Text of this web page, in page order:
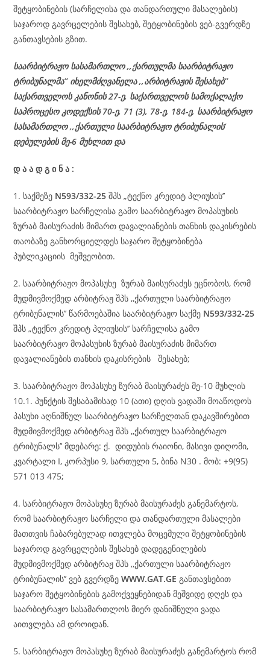
შეტყობინების (სარჩელისა და თანდართული მასალების)
საჯაროდ გავრცელების შესახებ, შეტყობინების ვებ-გვერდზე
განთავსების გზით.
საარბიტრაჟო სასამართლო ,,ქართულმა საარბიტრაჟო
ტრიბუნალმა’’ იხელმძღვანელა,,არბიტრაჟის შესახებ’’
საქართველოს კანონის 27-ე, საქართველოს სამოქალაქო
საპროცესო კოდექსის 70-ე, 71 (3), 78-ე, 184-ე, საარბიტრაჟო
სასამართლო ,,ქართული საარბიტრაჟო ტრიბუნალის’
დებულების მე-6 მუხლით და
დ ა ა დ გ ი ნ ა :
1. საქმეზე N593/332-25 შპს „ტექნო კრედიტ პლიუსის’’
საარბიტრაჟო სარჩელისა გამო საარბიტრაჟო მოპასუხის
ზურაბ მაისურაძის მიმართ დავალიანების თანხის დაკისრების
თაობაზე განხორციელდეს საჯარო შეტყობინება
პუბლიკაციის მეშვეობით.
2. საარბიტრაჟო მოპასუხე ზურაბ მაისურაძეს ეცნობოს, რომ
მუდმივმოქმედ არბიტრაჟ შპს ,,ქართული საარბიტრაჟო
ტრიბუნალის’’ წარმოებაშია საარბიტრაჟო საქმე N593/332-25
შპს „ტექნო კრედიტ პლიუსის’’ სარჩელისა გამო
საარბიტრაჟო მოპასუხის ზურაბ მაისურაძის მიმართ
დავალიანების თანხის დაკისრების შესახებ;
3. საარბიტრაჟო მოპასუხე ზურაბ მაისურაძეს მე-10 მუხლის
10.1. პუნქტის შესაბამისად 10 (ათი) დღის ვადაში მოაწოდოს
პასუხი აღნიშნულ საარბიტრაჟო სარჩელთან დაკავშირებით
მუდმივმოქმედ არბიტრაჟ შპს ,,ქართულ საარბიტრაჟო
ტრიბუნალს’’ მდებარე: ქ. დიდუბის რაიონი, მასივი დიღომი,
კვარტალი I, კორპუსი 9, სართული 5, ბინა N30 . მობ: +9(95)
571 013 475;
4. სარბიტრაჟო მოპასუხე ზურაბ მაისურაძეს განემარტოს,
რომ საარბიტრაჟო სარჩელი და თანდართული მასალები
მათთვის ჩაბარებულად ითვლება მოცემული შეტყობინების
საჯაროდ გავრცელების შესახებ დადეგენილების
მუდმივმოქმედ არბიტრაჟ შპს ,,ქართული საარბიტრაჟო
ტრიბუნალის’’ ვებ გვერდზეWWW.GAT.GE განთავსებით
საჯარო შეტყობინების გამოქვეყნებიდან მეშვიდე დღეს და
საარბიტრაჟო სასამართლოს მიერ დანიშნული ვადა
აითვლება ამ დროიდან.
5. სარბიტრაჟო მოპასუხე ზურაბ მაისურაძეს განემარტოს რომ